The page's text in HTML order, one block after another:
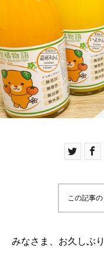
この記事
みなさま、お久しぶり